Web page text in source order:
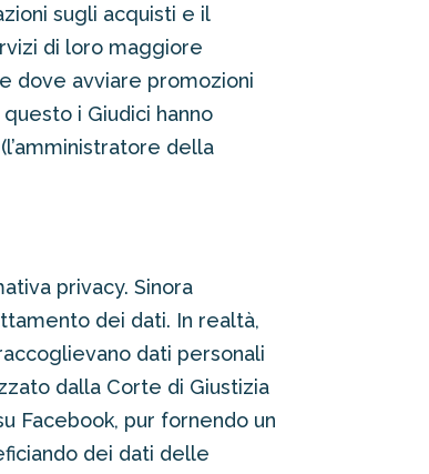
sugli acquisti e il
di loro maggiore
dove avviare promozioni
i Giudici hanno
della
privacy. Sinora
dei dati. In realtà,
dati personali
dalla Corte di Giustizia
Facebook, pur fornendo un
dei dati delle